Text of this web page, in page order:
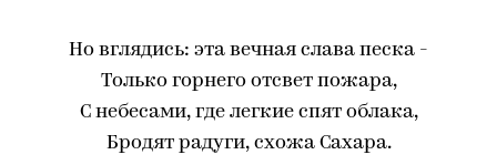
Но вглядись: эта вечная слава песка -
Только горнего отсвет пожара,
С небесами, где легкие спят облака,
Бродят радуги, схожа Сахара.